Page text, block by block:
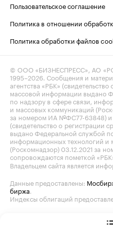
Пользовательское соглашение
Политика в отношении
Политика обработки файлов
© ООО «БИЗНЕСПРЕСС», АО
1995–2026. Сообщения и
агентства «РБК»
массовой информации выдано
по надзору в сфере связи,
и массовых коммуникаций
за номером ИА №ФС77-63848) и
(свидетельство о регистрации
выдано Федеральной службой
информационных технологий и
(Роскомнадзор) 03.12.2021 за
сопровождаются пометкой
Владельцем сайта является
Данные предоставлены:
биржа.
Индексы облигаций